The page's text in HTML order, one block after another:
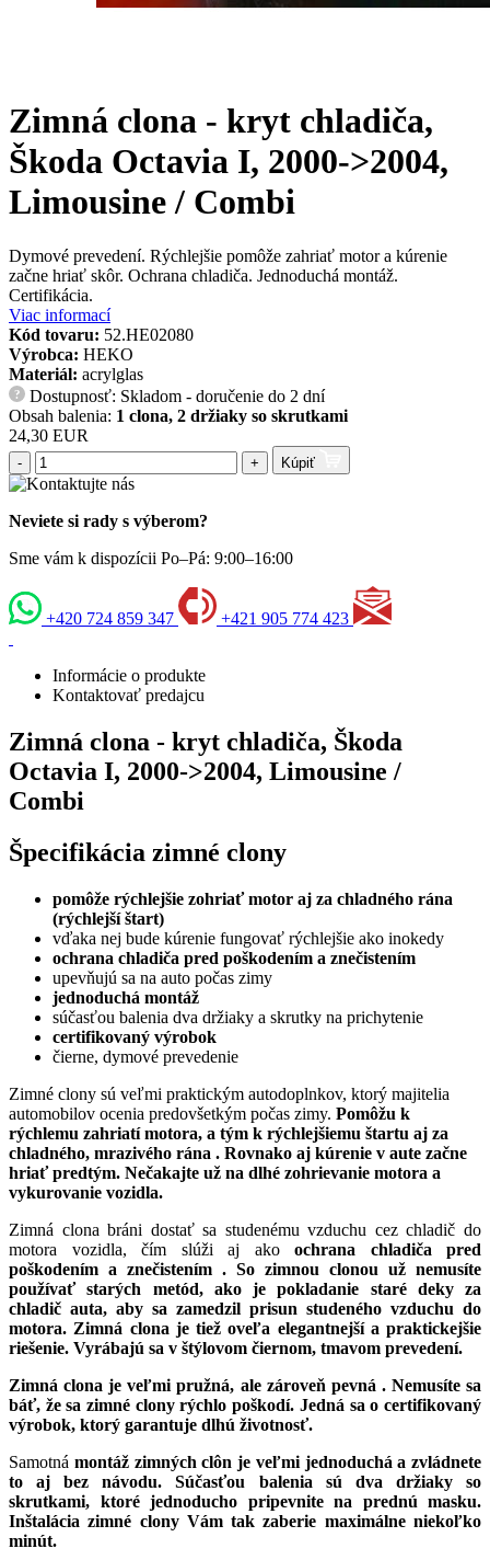
Zimná clona - kryt chladiča,
Škoda Octavia I, 2000->2004,
Limousine / Combi
Dymové prevedení. Rýchlejšie pomôže zahriať motor a kúrenie
začne hriať skôr. Ochrana chladiča. Jednoduchá montáž.
Certifikácia.
Viac informací
Kód tovaru: 52.HE02080
Výrobca: HEKO
Materiál: acrylglas
?
Dostupnosť: Skladom - doručenie do 2 dní
Obsah balenia: 1 clona, 2 držiaky so skrutkami
24,30 EUR
- + Kúpiť
Neviete si rady s výberom?
Sme vám k dispozícii Po–Pá: 9:00–16:00
+420 724 859 347 +421 905 774 423
Informácie o produkte
Kontaktovať predajcu
Zimná clona - kryt chladiča, Škoda
Octavia I, 2000->2004, Limousine /
Combi
Špecifikácia zimné clony
pomôže rýchlejšie zohriať motor aj za chladného rána
(rýchlejší štart)
vďaka nej bude kúrenie fungovať rýchlejšie ako inokedy
ochrana chladiča pred poškodením a znečistením
upevňujú sa na auto počas zimy
jednoduchá montáž
súčasťou balenia dva držiaky a skrutky na prichytenie
certifikovaný výrobok
čierne, dymové prevedenie
Zimné clony sú veľmi praktickým autodoplnkov, ktorý majitelia
automobilov ocenia predovšetkým počas zimy. Pomôžu k
rýchlemu zahriatí motora, a tým k rýchlejšiemu štartu aj za
chladného, ​​mrazivého rána . Rovnako aj kúrenie v aute začne
hriať predtým. Nečakajte už na dlhé zohrievanie motora a
vykurovanie vozidla.
Zimná clona bráni dostať sa studenému vzduchu cez chladič do
motora vozidla, čím slúži aj ako ochrana chladiča pred
poškodením a znečistením . So zimnou clonou už nemusíte
používať starých metód, ako je pokladanie staré deky za
chladič auta, aby sa zamedzil prisun studeného vzduchu do
motora. Zimná clona je tiež oveľa elegantnejší a praktickejšie
riešenie. Vyrábajú sa v štýlovom čiernom, tmavom prevedení.
Zimná clona je veľmi pružná, ale zároveň pevná . Nemusíte sa
báť, že sa zimné clony rýchlo poškodí. Jedná sa o certifikovaný
výrobok, ktorý garantuje dlhú životnosť.
Samotná montáž zimných clôn je veľmi jednoduchá a zvládnete
to aj bez návodu. Súčasťou balenia sú dva držiaky so
skrutkami, ktoré jednoducho pripevnite na prednú masku.
Inštalácia zimné clony Vám tak zaberie maximálne niekoľko
minút.